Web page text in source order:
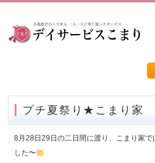
プチ夏祭り★こまり家
8月28日29日の二日間に渡り、こまり家で
した〜